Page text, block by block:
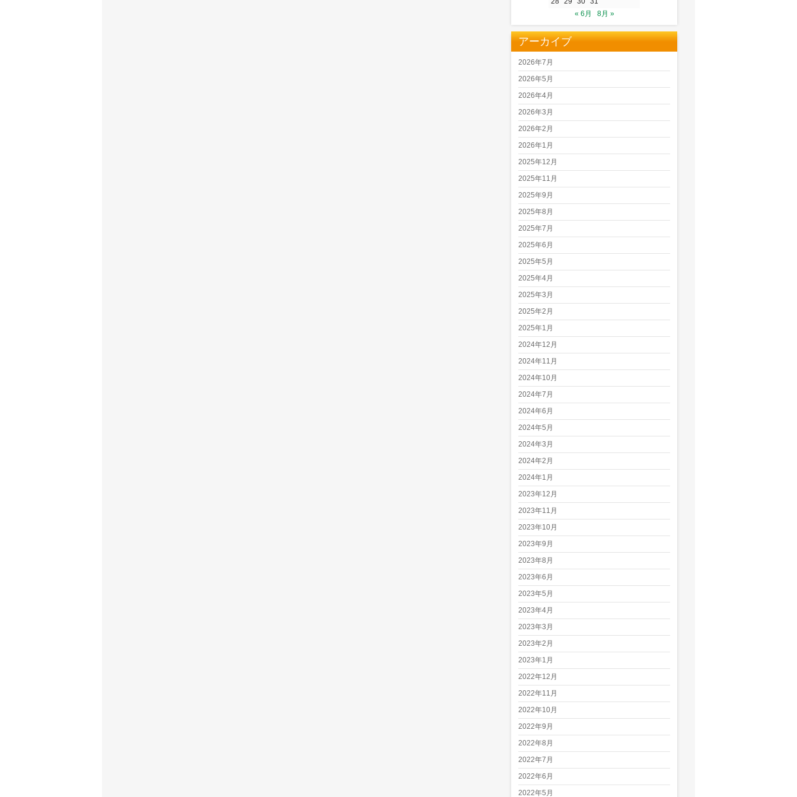
« 6月
8月 »
アーカイブ
2026年7月
2026年5月
2026年4月
2026年3月
2026年2月
2026年1月
2025年12月
2025年11月
2025年9月
2025年8月
2025年7月
2025年6月
2025年5月
2025年4月
2025年3月
2025年2月
2025年1月
2024年12月
2024年11月
2024年10月
2024年7月
2024年6月
2024年5月
2024年3月
2024年2月
2024年1月
2023年12月
2023年11月
2023年10月
2023年9月
2023年8月
2023年6月
2023年5月
2023年4月
2023年3月
2023年2月
2023年1月
2022年12月
2022年11月
2022年10月
2022年9月
2022年8月
2022年7月
2022年6月
2022年5月